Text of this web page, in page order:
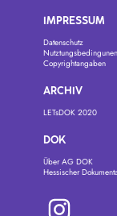
IMPRESSUM
Datenschutz
Nutztungsbedingunen
Copyrightangaben
ARCHIV
LETsDOK 2020
DOK
Über AG DOK
Hessischer